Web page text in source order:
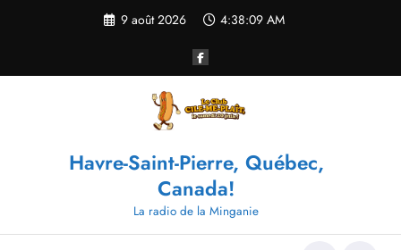
9 août 2026 4:38:09 AM
Havre-Saint-Pierre, Québec,
Canada!
La radio de la Minganie